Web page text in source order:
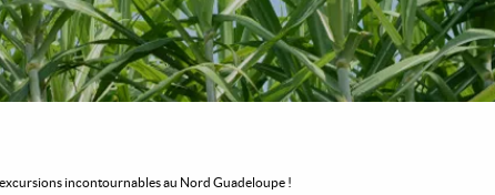
excursions incontournables au Nord Guadeloupe !